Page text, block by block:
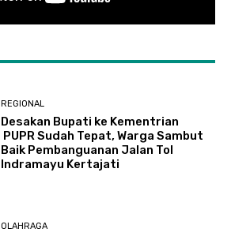
REGIONAL
Desakan Bupati ke Kementrian
PUPR Sudah Tepat, Warga Sambut
Baik Pembanguanan Jalan Tol
Indramayu Kertajati
OLAHRAGA